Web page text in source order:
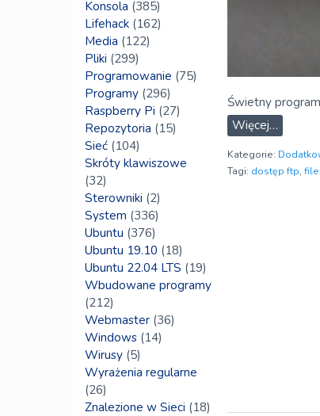
Świetny
Więcej…
Kategorie:
Tagi: dostęp ftp,
Konsola (385)
Lifehack (162)
Media (122)
Pliki (299)
Programowanie (75)
Programy (296)
Raspberry Pi (27)
Repozytoria (15)
Sieć (104)
Skróty klawiszowe
(32)
Sterowniki (2)
System (336)
Ubuntu (376)
Ubuntu 19.10 (18)
Ubuntu 22.04 LTS (19)
Wbudowane programy
(212)
Webmaster (36)
Windows (14)
Wirusy (5)
Wyrażenia regularne
(26)
Znalezione w Sieci (18)